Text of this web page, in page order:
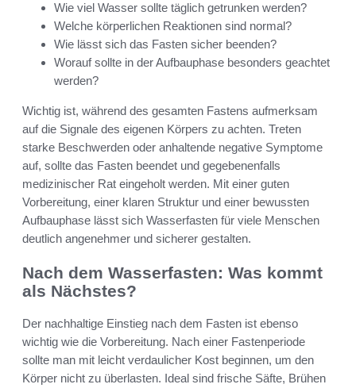
Wie viel Wasser sollte täglich getrunken werden?
Welche körperlichen Reaktionen sind normal?
Wie lässt sich das Fasten sicher beenden?
Worauf sollte in der Aufbauphase besonders geachtet
werden?
Wichtig ist, während des gesamten Fastens aufmerksam
auf die Signale des eigenen Körpers zu achten. Treten
starke Beschwerden oder anhaltende negative Symptome
auf, sollte das Fasten beendet und gegebenenfalls
medizinischer Rat eingeholt werden. Mit einer guten
Vorbereitung, einer klaren Struktur und einer bewussten
Aufbauphase lässt sich Wasserfasten für viele Menschen
deutlich angenehmer und sicherer gestalten.
Nach dem Wasserfasten: Was kommt
als Nächstes?
Der nachhaltige Einstieg nach dem Fasten ist ebenso
wichtig wie die Vorbereitung. Nach einer Fastenperiode
sollte man mit leicht verdaulicher Kost beginnen, um den
Körper nicht zu überlasten. Ideal sind frische Säfte, Brühen